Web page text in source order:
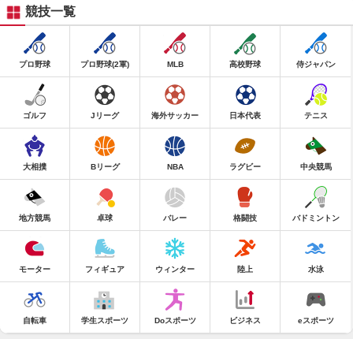
競技一覧
プロ野球 プロ野球(2軍) MLB 高校野球 侍ジャパン
ゴルフ Jリーグ 海外サッカー 日本代表 テニス
大相撲 Bリーグ NBA ラグビー 中央競馬
地方競馬 卓球 バレー 格闘技 バドミントン
モーター フィギュア ウィンター 陸上 水泳
自転車 学生スポーツ Doスポーツ ビジネス eスポーツ